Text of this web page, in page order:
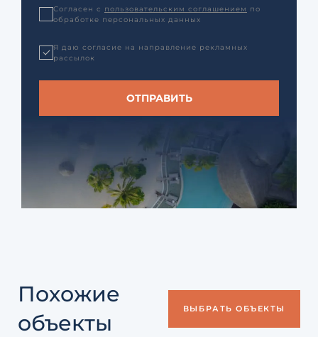
Согласен с пользовательским соглашением по
обработке персональных данных
Я даю согласие на направление рекламных
рассылок
Похожие
объекты
ВЫБРАТЬ ОБЪЕКТЫ